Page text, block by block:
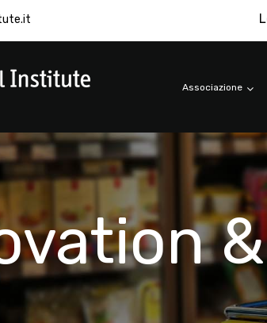
Associazione